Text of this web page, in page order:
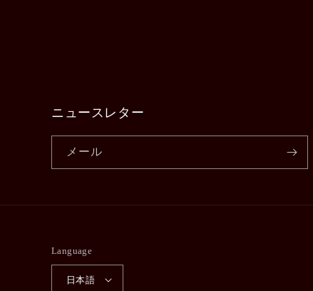
ニュースレター
メール
Language
日本語